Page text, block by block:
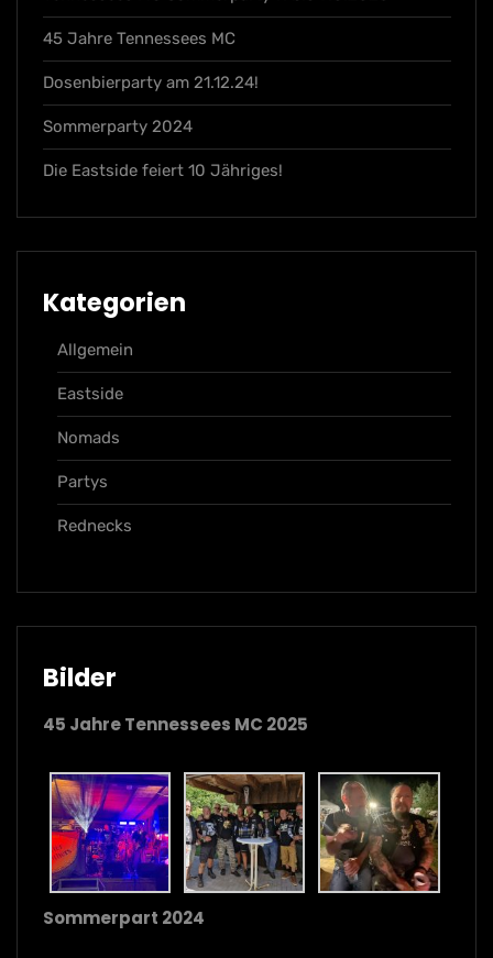
45 Jahre Tennessees MC
Dosenbierparty am 21.12.24!
Sommerparty 2024
Die Eastside feiert 10 Jähriges!
Kategorien
Allgemein
Eastside
Nomads
Partys
Rednecks
Bilder
45 Jahre Tennessees MC 2025
Sommerpart 2024